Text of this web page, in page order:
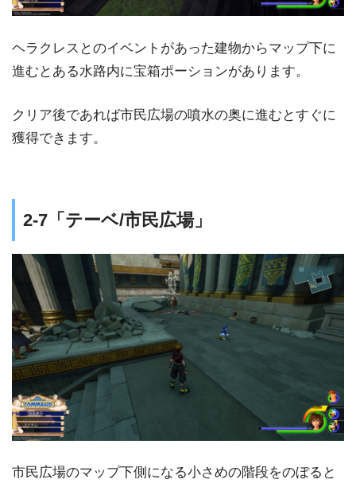
ヘラクレスとのイベントがあった建物からマップ下に
進むとある水路内に宝箱ポーションがあります。
クリア後であれば市民広場の噴水の奥に進むとすぐに
獲得できます。
2-7「テーベ/市民広場」
市民広場のマップ下側になる小さめの階段をのぼると